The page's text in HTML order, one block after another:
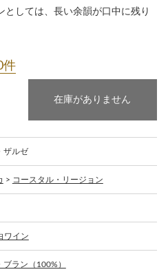
しては、長い余韻が口中に残り
件
在庫がありません
ザルゼ
> コースタル・リージョン
ワイン
ブラン（100%）